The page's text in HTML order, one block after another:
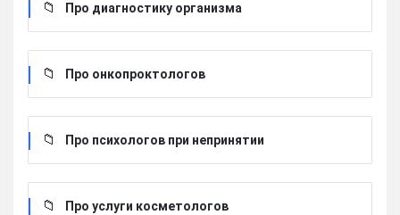
Про диагностику организма
Про онкопроктологов
Про психологов при непринятии
Про услуги косметологов